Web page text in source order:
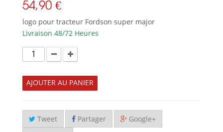
54,90 €
logo pour tracteur Fordson super major
Livraison 48/72 Heures
AJOUTER AU PANIER
Tweet Partager Google+